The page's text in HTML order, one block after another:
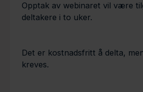
Opptak av webinaret vil være
deltakere i to uker.
Det er kostnadsfritt å delta,
kreves.